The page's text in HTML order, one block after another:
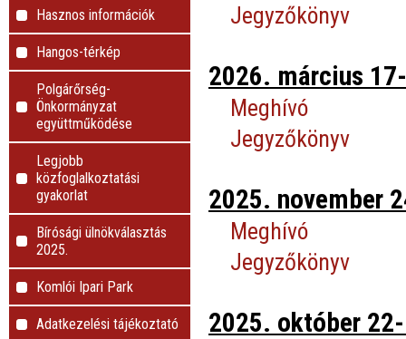
Hasznos információk
Hangos-térkép
Polgárőrség-
Önkormányzat
együttműködése
Legjobb
közfoglalkoztatási
gyakorlat
Bírósági ülnökválasztás
2025.
Komlói Ipari Park
Adatkezelési tájékoztató
Jegyzőkönyv
2026. március
Meghívó
Jegyzőkönyv
2025. november
Meghívó
Jegyzőkönyv
2025. október